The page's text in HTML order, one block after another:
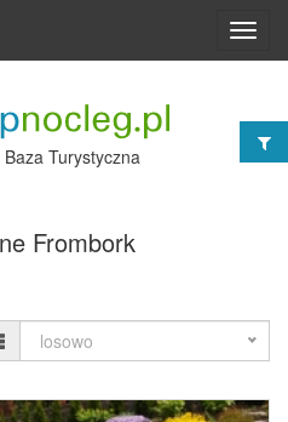
Turystyczna
Frombork
losowo